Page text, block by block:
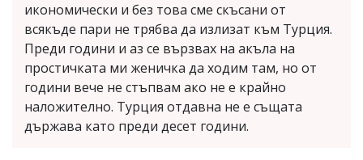
икономически и без това сме скъсани от
всякъде пари не трябва да излизат към Турция.
Преди години и аз се вързвах на акъла на
простичката ми женичка да ходим там, но от
години вече не стъпвам ако не е крайно
наложително. Турция отдавна не е същата
държава като преди десет години.